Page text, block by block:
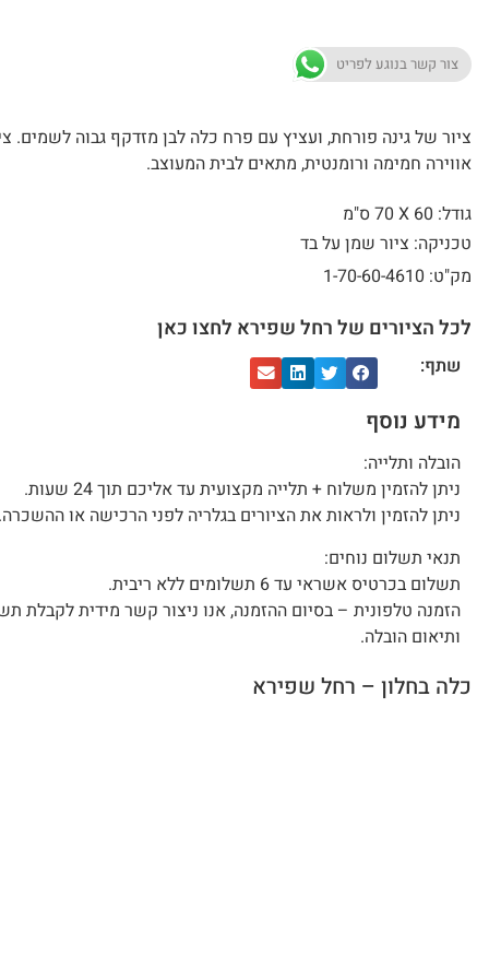
צור קשר בנוגע לפריט
ציור של גינה פורחת, ועציץ עם פרח כלה לבן מזדקף גבוה לשמים.
אווירה חמימה ורומנטית, מתאים לבית המעוצב.
גודל: 60 X
70 ס"מ
טכניקה: ציור שמן על בד
מק"ט: 1-70-60-4610
לכל הציורים של רחל שפירא לחצו כאן
שתף:
מידע נוסף
הובלה ותלייה:
ניתן להזמין משלוח + תלייה מקצועית עד אליכם תוך 24 שעות.
ניתן להזמין ולראות את הציורים בגלריה לפני הרכישה או
תנאי תשלום נוחים:
תשלום בכרטיס אשראי עד 6 תשלומים ללא ריבית.
הזמנה טלפונית – בסיום ההזמנה, אנו ניצור קשר מידית לקבלת
ותיאום הובלה.
כלה בחלון – רחל שפירא